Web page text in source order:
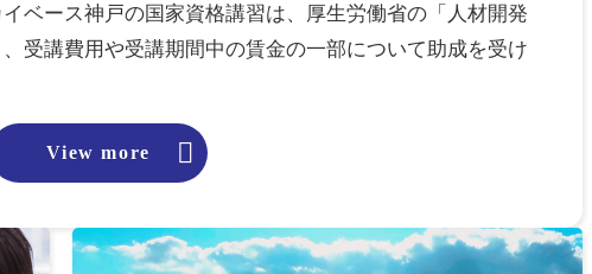
ベース神戸の国家資格講習は、厚生労働省の「人材開発
受講費用や受講期間中の賃金の一部について助成を受け
View more 